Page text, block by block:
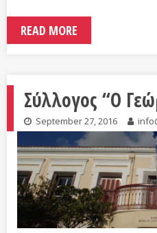
READ MORE
Σύλλογος “Ο
September 27, 2016